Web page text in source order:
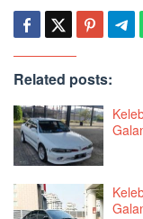
Related posts: